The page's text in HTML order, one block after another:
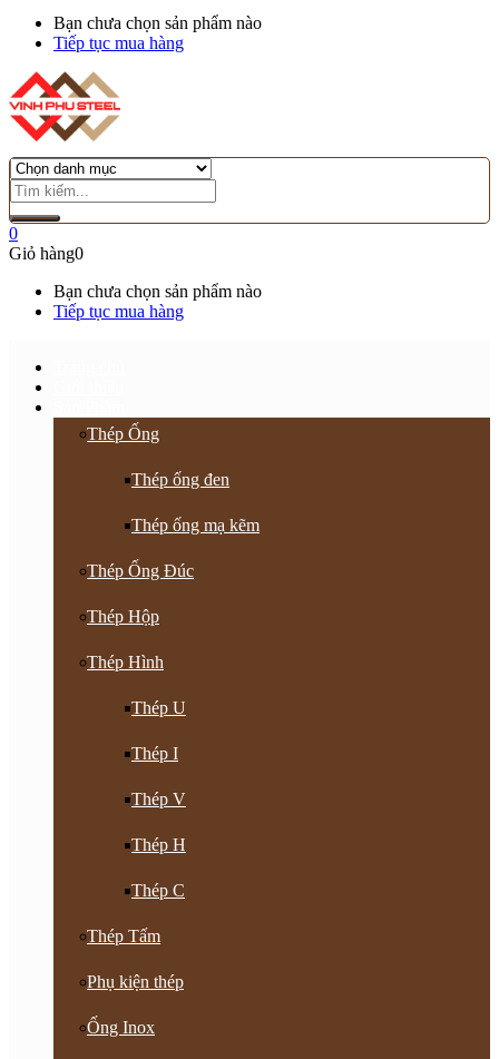
Bạn chưa chọn sản phẩm nào
Tiếp tục mua hàng
0
Giỏ hàng0
Bạn chưa chọn sản phẩm nào
Tiếp tục mua hàng
Thép Ống
Thép ống đen
Thép ống mạ kẽm
Thép Ống Đúc
Thép Hộp
Thép Hình
Thép U
Thép I
Thép V
Thép H
Thép C
Thép Tấm
Phụ kiện thép
Ống Inox